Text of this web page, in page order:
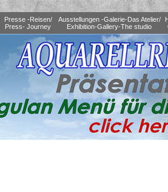
Presse -Reisen/
Press- Journey
Ausstellungen -Galerie-Das Atelier/
Exhibition-Gallery-The studio